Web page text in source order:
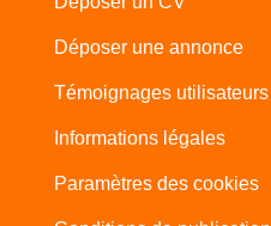
Déposer une annonce
Témoignages utilisateurs
Informations légales
Paramètres des cookies